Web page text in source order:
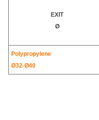
EXIT
Ø
Polypropylene
Ø32-Ø40